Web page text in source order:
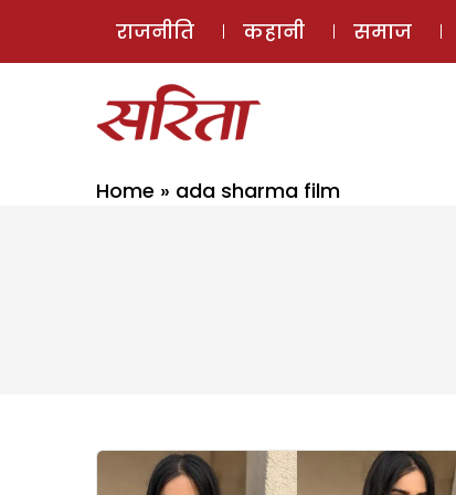
राजनीति कहानी समाज
Home » ada sharma film